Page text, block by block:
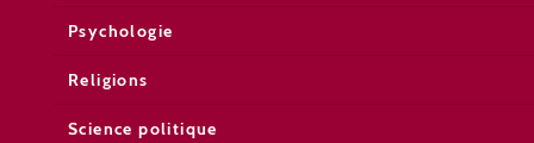
Psychologie
Religions
Science politique